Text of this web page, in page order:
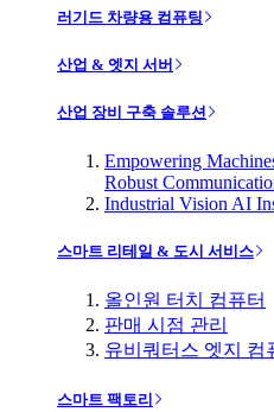
러기드 차량용 컴퓨팅
산업 & 엣지 서버
산업 장비 구축 솔루션
Empowering
Robust
Industrial Vision AI
스마트 리테일 & 도시 서비스
올인원 터치 컴퓨터
판매 시점 관리
유비쿼터스 엣지 컴
스마트 팩토리